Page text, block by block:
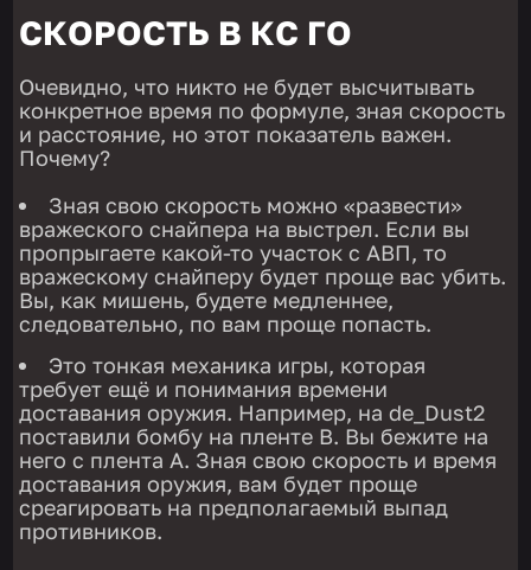
СКОРОСТЬ В КС ГО
Очевидно, что никто не будет высчитывать
конкретное время по формуле, зная скорость
и расстояние, но этот показатель важен.
Почему?
Зная свою скорость можно «развести»
вражеского снайпера на выстрел. Если вы
пропрыгаете какой-то участок с АВП, то
вражескому снайперу будет проще вас убить.
Вы, как мишень, будете медленнее,
следовательно, по вам проще попасть.
Это тонкая механика игры, которая
требует ещё и понимания времени
доставания оружия. Например, на de_Dust2
поставили бомбу на пленте B. Вы бежите на
него с плента А. Зная свою скорость и время
доставания оружия, вам будет проще
среагировать на предполагаемый выпад
противников.